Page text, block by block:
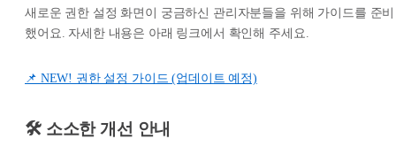
새로운 권한 설정 화면이 궁금하신 관리자분들을 위해 가이드를 준비
했어요. 자세한 내용은 아래 링크에서 확인해 주세요.
📌 NEW! 권한 설정 가이드 (업데이트 예정)
🛠️ 소소한 개선 안내